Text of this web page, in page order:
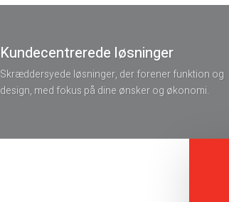
Kundecentrerede løsninger
Skræddersyede løsninger, der forener funktion og
design, med fokus på dine ønsker og økonomi.